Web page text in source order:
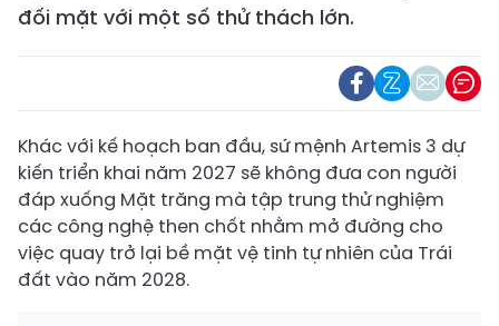
đối mặt với một số thử thách lớn.
Khác với kế hoạch ban đầu, sứ mệnh Artemis 3 dự
kiến triển khai năm 2027 sẽ không đưa con người
đáp xuống Mặt trăng mà tập trung thử nghiệm
các công nghệ then chốt nhằm mở đường cho
việc quay trở lại bề mặt vệ tinh tự nhiên của Trái
đất vào năm 2028.